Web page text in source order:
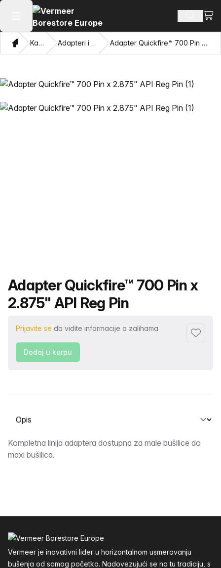
Otvori glavni meni Pretraži
Dom Katalog Adapteri i vučne oči Adapter Quickfire™ 700 Pin x 2.875" API Reg Pin
Naziv proizvoda
Adapter Quickfire™ 700 Pin x
2.875" API Reg Pin
Prijavite se da vidite informacije o zalihama
Dodaj
Dodaj u korpu
Odaberite karticu
Opis
Kompletna linija adaptera dostupna za male bušilice do
maxi bušilica.
Vermeer je inovativni lider u horizontalnom usmeravanju
bušenja od samog početka. Nadovezujući se na tu tradiciju, s